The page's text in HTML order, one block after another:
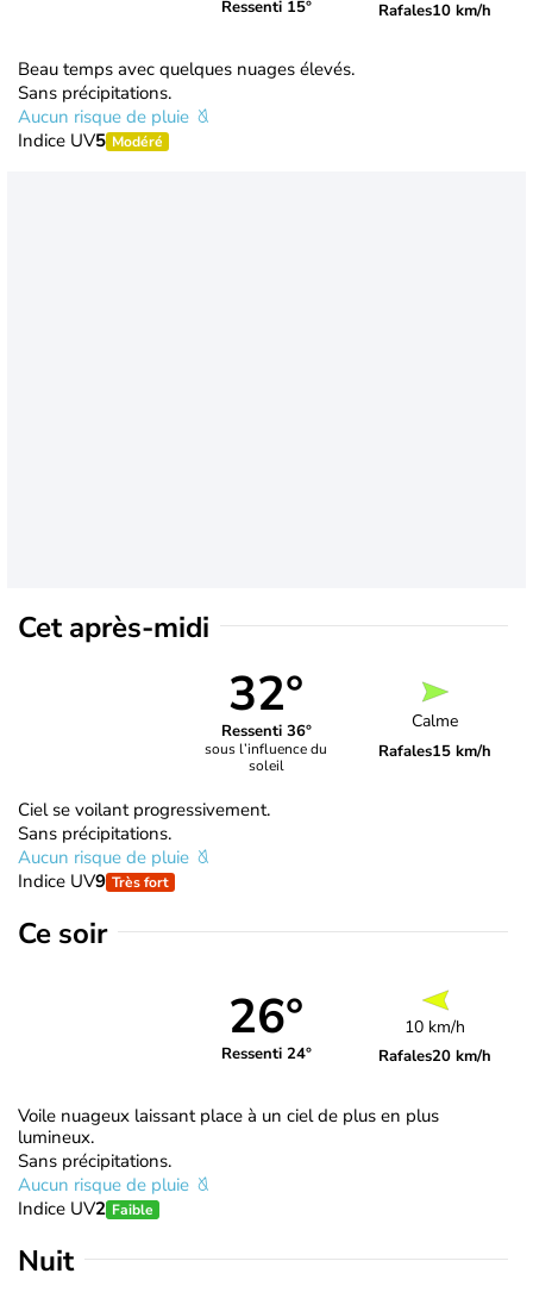
Ressenti 15° Rafales10 km/h
Beau temps avec quelques nuages élevés.
Sans précipitations.
Aucun risque de pluie
Indice UV5 Modéré
Cet après-midi
32°
Ressenti 36°
sous l’influence du
soleil
Calme
Rafales15 km/h
Ciel se voilant progressivement.
Sans précipitations.
Aucun risque de pluie
Indice UV9 Très fort
Ce soir
26°
Ressenti 24°
10 km/h
Rafales20 km/h
Voile nuageux laissant place à un ciel de plus en plus
lumineux.
Sans précipitations.
Aucun risque de pluie
Indice UV2 Faible
Nuit